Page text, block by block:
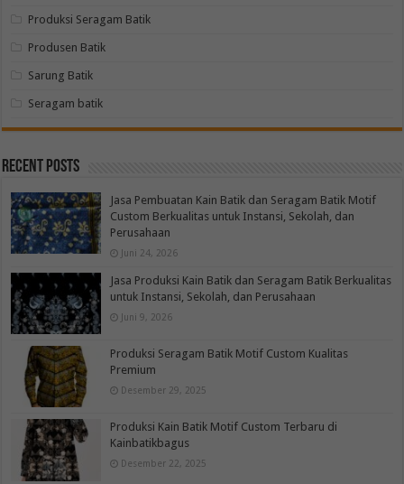
Produksi Seragam Batik
Produsen Batik
Sarung Batik
Seragam batik
Recent Posts
Jasa Pembuatan Kain Batik dan Seragam Batik Motif
Custom Berkualitas untuk Instansi, Sekolah, dan
Perusahaan
Juni 24, 2026
Jasa Produksi Kain Batik dan Seragam Batik Berkualitas
untuk Instansi, Sekolah, dan Perusahaan
Juni 9, 2026
Produksi Seragam Batik Motif Custom Kualitas
Premium
Desember 29, 2025
Produksi Kain Batik Motif Custom Terbaru di
Kainbatikbagus
Desember 22, 2025